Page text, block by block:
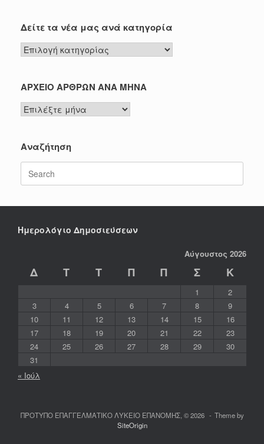
Δείτε τα νέα μας ανά κατηγορία
Δείτε
τα
μας
κατηγορία
ΑΡΧΕΙΟ ΑΡΘΡΩΝ ΑΝΑ ΜΗΝΑ
ΑΡΧΕΙΟ
ΑΡΘΡΩΝ
ΜΗΝΑ
Αναζήτηση
for:
Ημερολόγιο Δημοσιεύσεων
Αύγουστος 2026
Δ Τ Τ Π Π Σ Κ
1
2
3
4 5 6 7 8
9
10
11 12 13 14 15
16
17
18 19 20 21 22
23
24
25 26 27 28 29
30
31
« Ιούλ
ΠΡΟΤΥΠΟ ΕΠΑΓΓΕΛΜΑΤΙΚΟ ΛΥΚΕΙΟ ΕΠΑΝΟΜΗΣ, © 2026
Theme by
SiteOrigin